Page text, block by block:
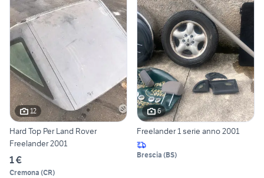
12
Hard Top Per Land Rover
Freelander 2001
1 €
Cremona (CR)
6
Freelander 1 serie anno 2001
Brescia (BS)